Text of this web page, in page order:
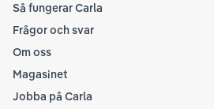
Så fungerar Carla
Frågor och svar
Om oss
Magasinet
Jobba på Carla